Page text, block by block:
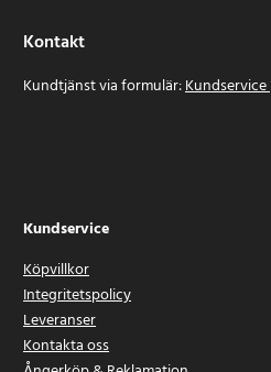
Kontakt
Kundtjänst via formulär:Kundservice
Kundservice
Köpvillkor
Integritetspolicy
Leveranser
Kontakta oss